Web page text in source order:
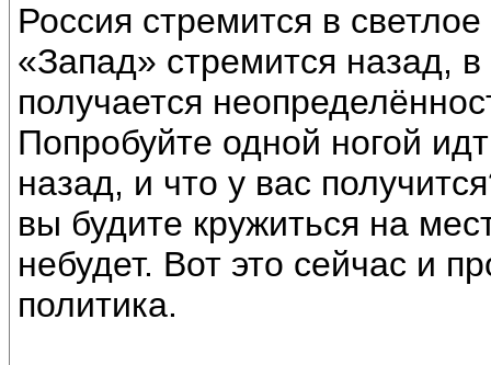
Россия стремится в
«Запад» стремится назад,
получается
Попробуйте одной ногой
назад, и что у вас
вы будите кружиться на
небудет. Вот это сейчас и
политика.